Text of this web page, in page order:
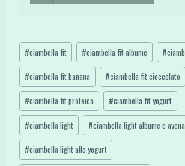
Tag
articolo:
#ciambella fit #ciambella fit albume #
#ciambella fit banana #ciambella fit cioccolato
#ciambella fit proteica #ciambella fit yogurt
#ciambella light #ciambella light albume e avena
#ciambella light allo yogurt